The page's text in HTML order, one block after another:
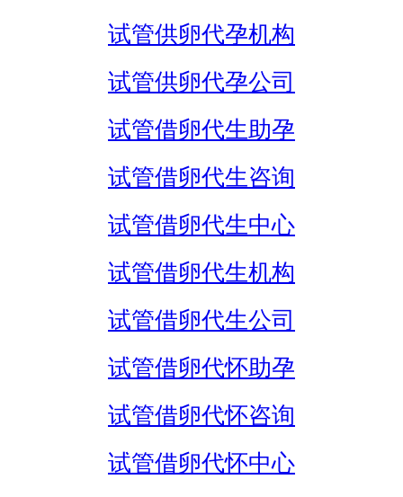
试管供卵代孕机构
试管供卵代孕公司
试管借卵代生助孕
试管借卵代生咨询
试管借卵代生中心
试管借卵代生机构
试管借卵代生公司
试管借卵代怀助孕
试管借卵代怀咨询
试管借卵代怀中心